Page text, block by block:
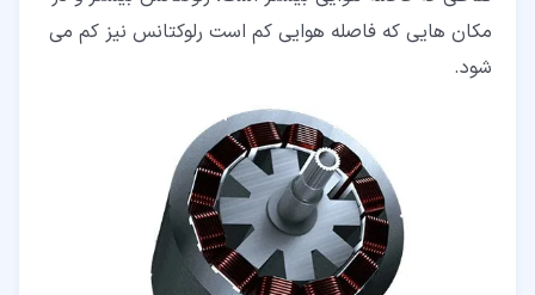
مکان هایی که فاصله هوایی کم است رلوکتانس نیز کم می
شود.